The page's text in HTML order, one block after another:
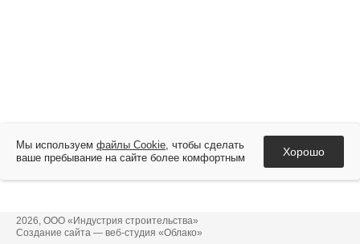
2026, ООО «Индустрия строительства»
Создание сайта — веб-студия «Облако»
Мы используем файлы Cookie, чтобы сделать
ваше пребывание на сайте более комфортным
Хорошо